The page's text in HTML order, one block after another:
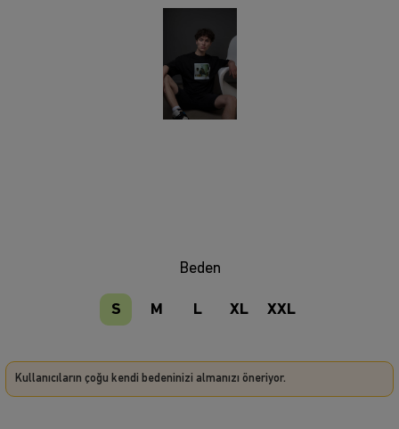
Beden
S M L XL XXL
Kullanıcıların çoğu kendi bedeninizi almanızı öneriyor.